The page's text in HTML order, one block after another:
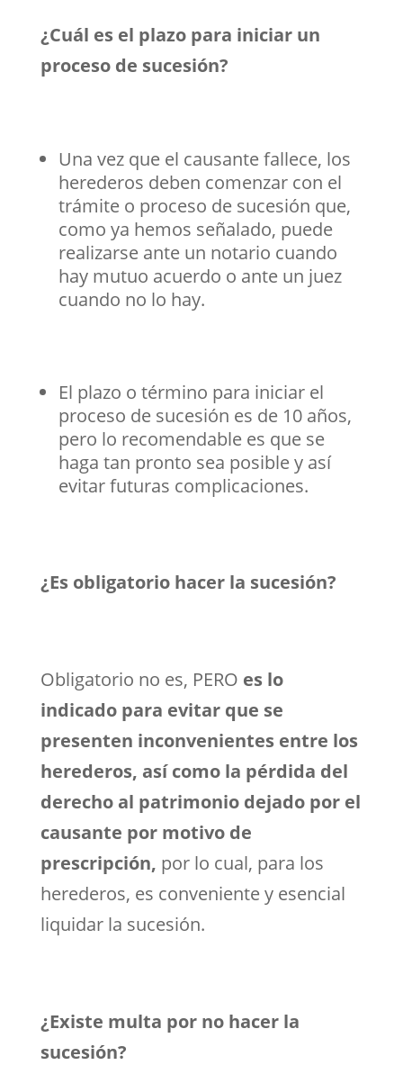
¿Cuál es el plazo para iniciar un
proceso de sucesión?
Una vez que el causante fallece, los
herederos deben comenzar con el
trámite o proceso de sucesión que,
como ya hemos señalado, puede
realizarse ante un notario cuando
hay mutuo acuerdo o ante un juez
cuando no lo hay.
El plazo o término para iniciar el
proceso de sucesión es de 10 años,
pero lo recomendable es que se
haga tan pronto sea posible y así
evitar futuras complicaciones.
¿Es obligatorio hacer la sucesión?
Obligatorio no es, PERO es lo
indicado para evitar que se
presenten inconvenientes entre los
herederos, así como la pérdida del
derecho al patrimonio dejado por el
causante por motivo de
prescripción, por lo cual, para los
herederos, es conveniente y esencial
liquidar la sucesión.
¿Existe multa por no hacer la
sucesión?